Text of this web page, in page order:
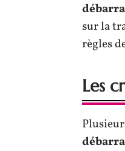
sur la
règles
Les